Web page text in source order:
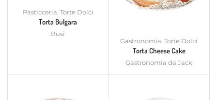
Pasticceria, Torte Dolci
Torta Bulgara
Busi
Gastronomia,Torte Dolci
Torta Cheese Cake
Gastronomia da Jack